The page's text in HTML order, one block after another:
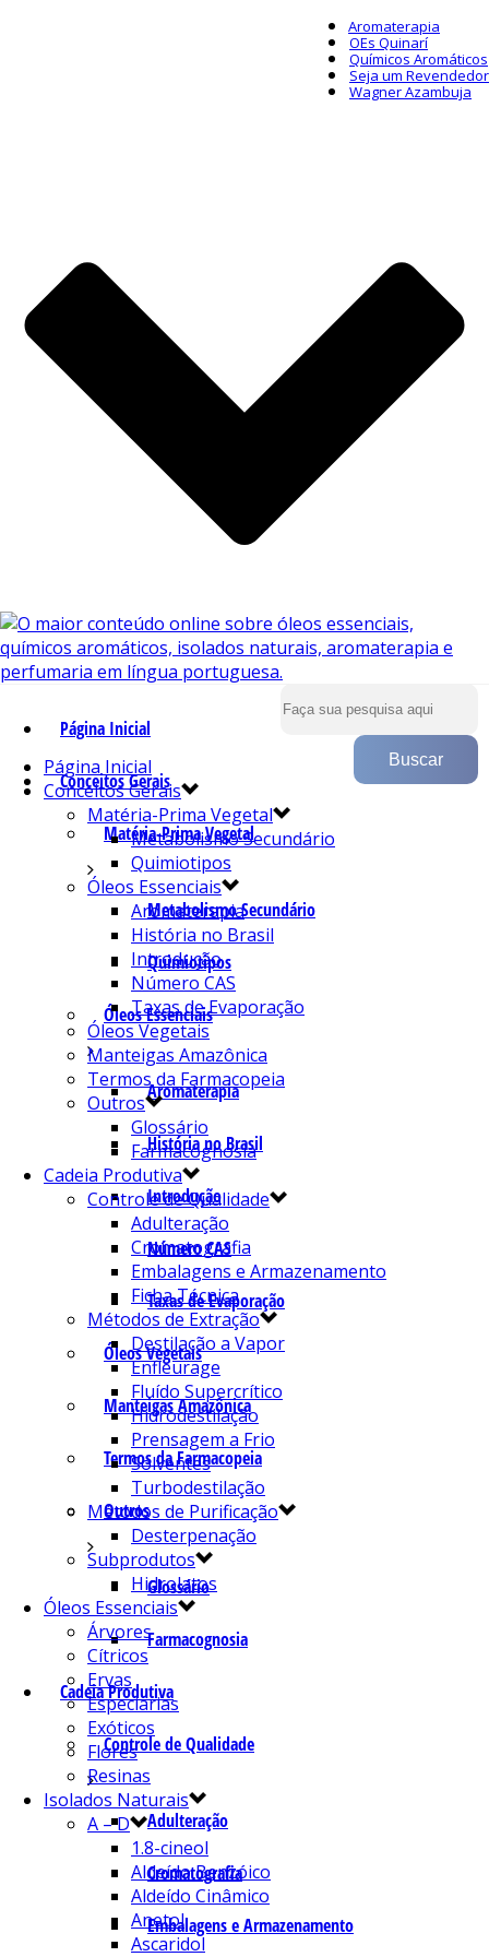
Aromaterapia
OEs Quinarí
Químicos Aromáticos
Seja um Revendedor
Wagner Azambuja
Página Inicial
Conceitos Gerais
Matéria-Prima Vegetal
Metabolismo Secundário
Quimiotipos
Óleos Essenciais
Aromaterapia
História no Brasil
Introdução
Número CAS
Taxas de Evaporação
Óleos Vegetais
Manteigas Amazônica
Termos da Farmacopeia
Outros
Glossário
Farmacognosia
Cadeia Produtiva
Controle de Qualidade
Adulteração
Cromatografia
Embalagens e Armazenamento
Página Inicial
Conceitos Gerais
Matéria-Prima Vegetal
Metabolismo Secundário
Quimiotipos
Óleos Essenciais
Aromaterapia
História no Brasil
Introdução
Número CAS
Taxas de Evaporação
Óleos Vegetais
Manteigas Amazônica
Termos da Farmacopeia
Outros
Glossário
Farmacognosia
Cadeia Produtiva
Controle de Qualidade
Adulteração
Cromatografia
Embalagens e Armazenamento
Ficha Técnica
Métodos de Extração
Destilação a Vapor
Enfleurage
Fluído Supercrítico
Hidrodestilação
Prensagem a Frio
Solventes
Turbodestilação
Métodos de Purificação
Desterpenação
Subprodutos
Hidrolatos
Óleos Essenciais
Árvores
Cítricos
Ervas
Especiarias
Exóticos
Flores
Resinas
Isolados Naturais
A – D
1.8-cineol
Aldeído Benzóico
Aldeído Cinâmico
Anetol
Ascaridol